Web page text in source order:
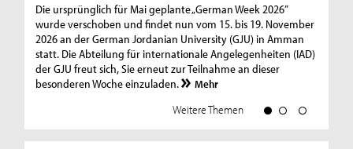
Die ursprünglich für Mai geplante „German Week 2026”
wurde verschoben und findet nun vom 15. bis 19. November
2026 an der German Jordanian University (GJU) in Amman
statt. Die Abteilung für internationale Angelegenheiten (IAD)
der GJU freut sich, Sie erneut zur Teilnahme an dieser
besonderen Woche einzuladen.
Mehr
Weitere Themen